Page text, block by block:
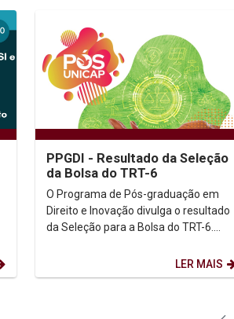
PPGDI - Resultado da Seleção
da Bolsa do TRT-6
O Programa de Pós-graduação em
Direito e Inovação divulga o resultado
da Seleção para a Bolsa do TRT-6.
LER MAIS